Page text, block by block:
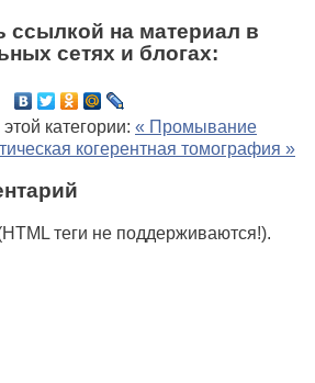
ссылкой на материал в
сетях и блогах:
категории: « Промывание
когерентная томография »
теги не поддерживаются!).